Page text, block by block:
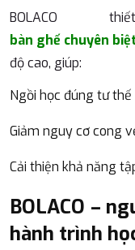
bàn ghế chuyên
độ cao, giúp:
Ngồi học đúng tư thế
Giảm nguy cơ cong
Cải thiện khả năng
BOLACO –
hành trình